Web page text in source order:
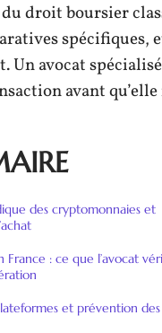
droit boursier
spécifiques,
Un avocat
avant
des cryptomonnaies et
France : ce que l’avocat
et prévention des